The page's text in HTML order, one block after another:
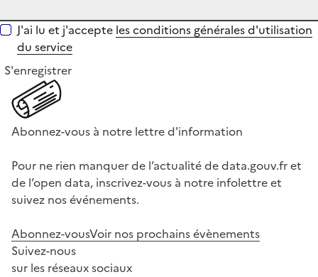
J'ai lu et j'accepte les conditions générales d'utilisation
du service
S'enregistrer
Abonnez-vous à notre lettre d'information
Pour ne rien manquer de l’actualité de data.gouv.fr et
de l’open data, inscrivez-vous à notre infolettre et
suivez nos événements.
Abonnez-vousVoir nos prochains évènements
Suivez-nous
sur les réseaux sociaux